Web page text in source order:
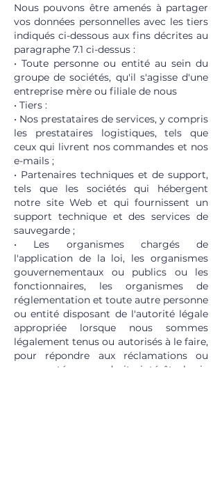
Nous pouvons être amenés à partager
vos données personnelles avec les tiers
indiqués ci-dessous aux fins décrites au
paragraphe 7.1 ci-dessus :
• Toute personne ou entité au sein du
groupe de sociétés, qu'il s'agisse d'une
entreprise mère ou filiale de nous
• Tiers :
• Nos prestataires de services, y compris
les prestataires logistiques, tels que
ceux qui livrent nos commandes et nos
e-mails ;
• Partenaires techniques et de support,
tels que les sociétés qui hébergent
notre site Web et qui fournissent un
support technique et des services de
sauvegarde ;
• Les organismes chargés de
l'application de la loi, les organismes
gouvernementaux ou publics ou les
fonctionnaires, les organismes de
réglementation et toute autre personne
ou entité disposant de l'autorité légale
appropriée lorsque nous sommes
légalement tenus ou autorisés à le faire,
pour répondre aux réclamations ou
pour protéger nos droits, intérêts, la vie